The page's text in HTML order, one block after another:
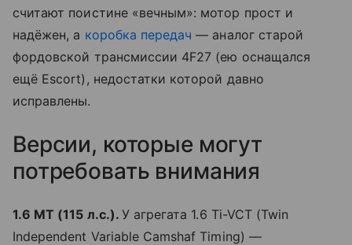
считают поистине «вечным»: мотор прост и
надёжен, а коробка передач — аналог старой
фордовской трансмиссии 4F27 (ею оснащался
ещё Escort), недостатки которой давно
исправлены.
Версии, которые могут
потребовать внимания
1.6 МТ (115 л.с.). У агрегата 1.6 Ti-VCT (Twin
Independent Variable Camshaf Timing) —